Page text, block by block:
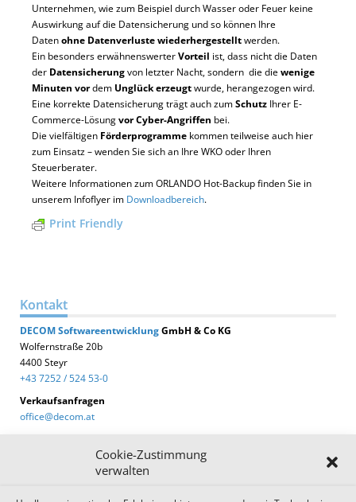
Cookie-Zustimmung
verwalten
Unternehmen, wie zum Beispiel durch Wasser oder Feuer keine
Auswirkung auf die Datensicherung und so können Ihre
Datenohne Datenverluste wiederhergestelltwerden.
Ein besonders erwähnenswerterVorteil ist, dass nicht die Daten
der Datensicherungvon letzter Nacht, sondern die diewenige
Minuten vordem Unglück erzeugtwurde, herangezogen wird.
Eine korrekte Datensicherung trägt auch zumSchutz Ihrer E-
Commerce-Lösungvor Cyber-Angriffen bei.
Die vielfältigen Förderprogramme kommen teilweise auch hier
zum Einsatz – wenden Sie sich an Ihre WKO oder Ihren
Steuerberater.
Weitere Informationen zum ORLANDO Hot-Backup finden Sie in
unserem Infoflyer im Downloadbereich.
Print Friendly
Kontakt
DECOMSoftwareentwicklungGmbH & Co KG
Wolfernstraße 20b
4400 Steyr
+43 7252 / 524 53-0
Verkaufsanfragen
office@decom.at